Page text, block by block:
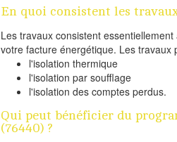
En quoi consistent les
Les travaux consistent
votre facture énergétique. Les travaux
l'isolation thermique
l'isolation par soufflage
l'isolation des comptes perdus.
Qui peut bénéficier du
(76440) ?